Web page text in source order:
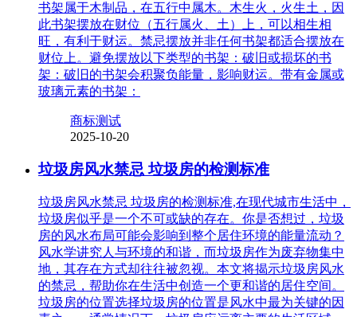
书架属于木制品，在五行中属木。木生火，火生土，因
此书架摆放在财位（五行属火、土）上，可以相生相
旺，有利于财运。禁忌摆放并非任何书架都适合摆放在
财位上。避免摆放以下类型的书架：破旧或损坏的书
架：破旧的书架会积聚负能量，影响财运。带有金属或
玻璃元素的书架：
商标测试
2025-10-20
垃圾房风水禁忌 垃圾房的检测标准
垃圾房风水禁忌 垃圾房的检测标准,在现代城市生活中，
垃圾房似乎是一个不可或缺的存在。你是否想过，垃圾
房的风水布局可能会影响到整个居住环境的能量流动？
风水学讲究人与环境的和谐，而垃圾房作为废弃物集中
地，其存在方式却往往被忽视。本文将揭示垃圾房风水
的禁忌，帮助你在生活中创造一个更和谐的居住空间。
垃圾房的位置选择垃圾房的位置是风水中最为关键的因